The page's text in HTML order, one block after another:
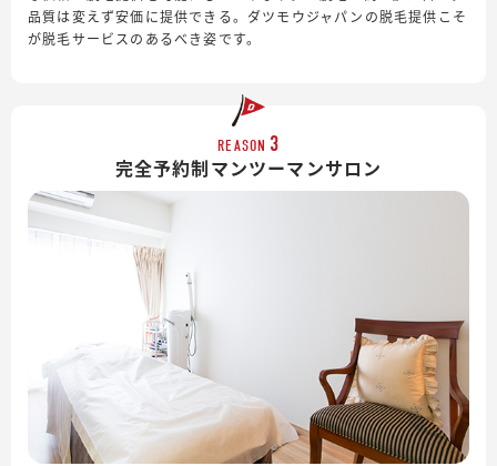
品質は変えず安価に提供できる。ダツモウジャパンの脱毛提供こそ
が脱毛サービスのあるべき姿です。
REASON 3
完全予約制マンツーマンサロン